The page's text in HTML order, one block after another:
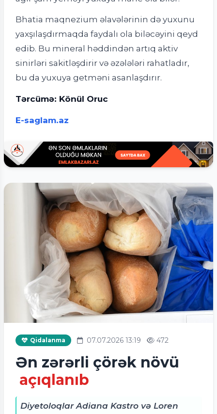
Bhatia maqnezium əlavələrinin də yuxunu
yaxşılaşdırmaqda faydalı ola biləcəyini qeyd
edib. Bu mineral həddindən artıq aktiv
sinirləri sakitləşdirir və əzələləri rahatladır,
bu da yuxuya getməni asanlaşdırır.
Tərcümə: Könül Oruc
E-saglam.az
Qidalanma 07.07.2026 13:19 472
Ən zərərli çörək növü
açıqlanıb
Diyetoloqlar Adiana Kastro və Loren